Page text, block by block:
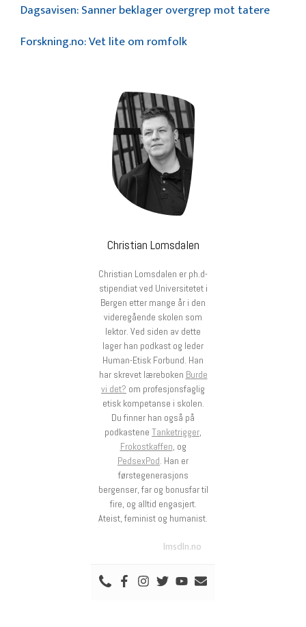
Dagsavisen: Sanner beklager overgrep mot tatere
Forskning.no: Vet lite om romfolk
Christian Lomsdalen
Christian Lomsdalen er ph.d-
stipendiat ved Universitetet i
Bergen etter mange år i den
videregående skolen som
lektor. Ved siden av dette
lager han podkast og leder
Human-Etisk Forbund. Han
har skrevet læreboken Burde
vi det? om profesjonsfaglig
etisk kompetanse i skolen.
Du finner han også på
podkastene Tanketrigger,
Frokostkaffen, og
PedsexPod. Han er
førstegenerasjons
bergenser, far og bonusfar til
fire, og alltid engasjert.
Ateist, feminist og humanist.
lmsdln.no